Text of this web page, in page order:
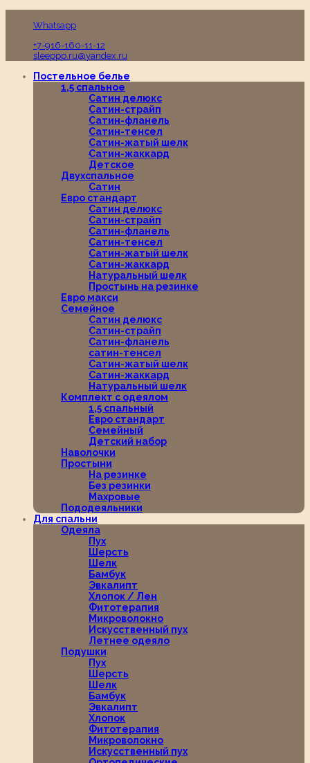
Whatsapp
+7-916-160-11-12
sleeppp.ru@yandex.ru
Постельное белье
1,5 спальное
Сатин делюкс
Сатин-страйп
Сатин-фланель
Сатин-тенсел
Сатин-жатый шелк
Сатин-жаккард
Детское
Двухспальное
Сатин
Евро стандарт
Сатин делюкс
Сатин-страйп
Сатин-фланель
Сатин-тенсел
Сатин-жатый шелк
Сатин-жаккард
Натуральный шелк
Простынь на резинке
Евро макси
Семейное
Сатин делюкс
Сатин-страйп
Сатин-фланель
сатин-тенсел
Сатин-жатый шелк
Сатин-жаккард
Натуральный шелк
Комплект с одеялом
1,5 спальный
Евро стандарт
Семейный
Детский набор
Наволочки
Простыни
На резинке
Без резинки
Махровые
Пододеяльники
Для спальни
Одеяла
Пух
Шерсть
Шелк
Бамбук
Эвкалипт
Хлопок / Лен
Фитотерапия
Микроволокно
Искусственный пух
Летнее одеяло
Подушки
Пух
Шерсть
Шелк
Бамбук
Эвкалипт
Хлопок
Фитотерапия
Микроволокно
Искусственный пух